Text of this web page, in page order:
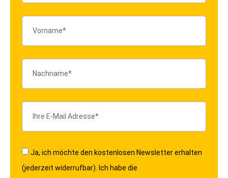
Ja, ich möchte den kostenlosen Newsletter erhalten
(jederzeit widerrufbar). Ich habe die